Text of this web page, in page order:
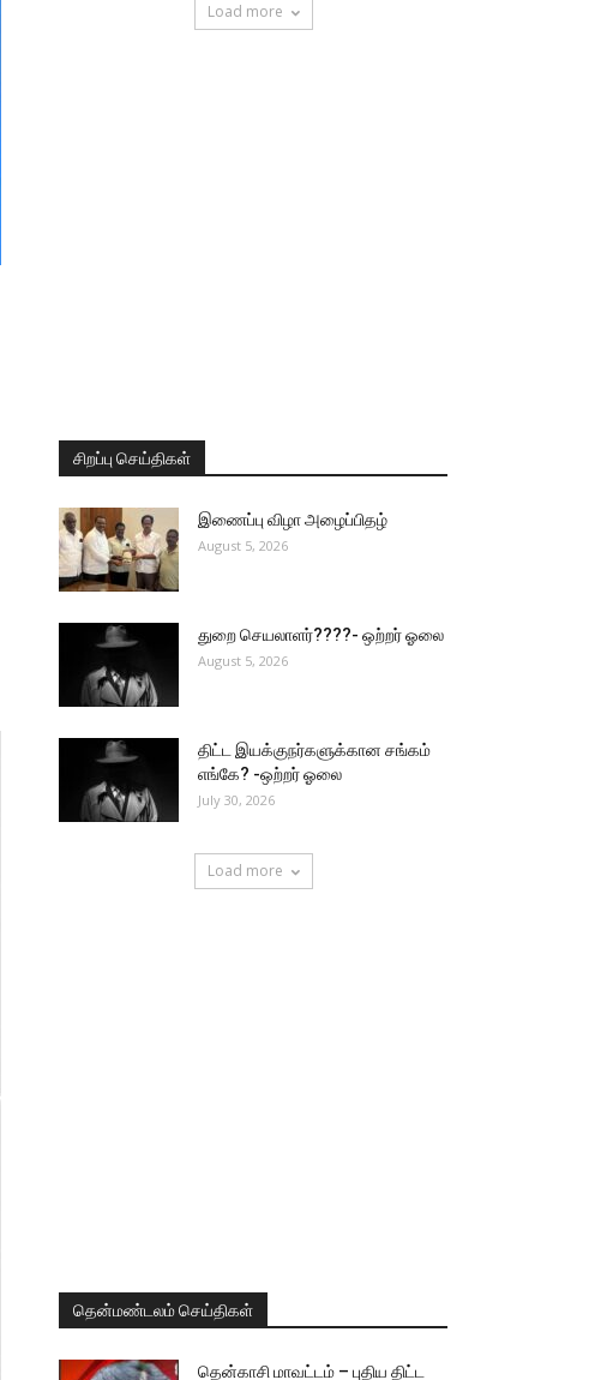
Load more
சிறப்பு செய்திகள்
இணைப்பு விழா அழைப்பிதழ்
August 5, 2026
துறை செயலாளர்????- ஒற்றர் ஓலை
August 5, 2026
திட்ட இயக்குநர்களுக்கான சங்கம்
எங்கே? -ஒற்றர் ஓலை
July 30, 2026
Load more
தென்மண்டலம் செய்திகள்
தென்காசி மாவட்டம் – புதிய திட்ட